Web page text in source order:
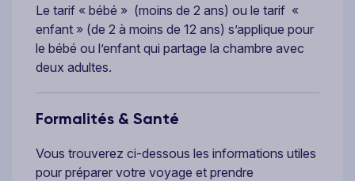
Le tarif « bébé » (moins de 2 ans) ou le tarif «
enfant » (de 2 à moins de 12 ans) s’applique pour
le bébé ou l’enfant qui partage la chambre avec
deux adultes.
Formalités & Santé
Vous trouverez ci-dessous les informations utiles
pour préparer votre voyage et prendre